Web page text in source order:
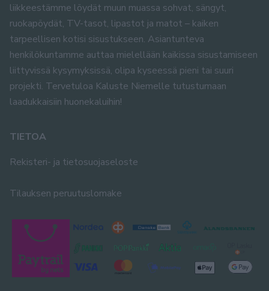
liikkeestämme löydät muun muassa sohvat, sängyt,
ruokapöydät, TV-tasot, lipastot ja matot – kaiken
tarpeellisen kotisi sisustukseen. Asiantunteva
henkilökuntamme auttaa mielellään kaikissa sisustamiseen
liittyvissä kysymyksissä, olipa kyseessä pieni tai suuri
projekti. Tervetuloa Kaluste Niemelle tutustumaan
laadukkaisiin huonekaluihin!
TIETOA
Rekisteri- ja tietosuojaseloste
Tilauksen peruutuslomake